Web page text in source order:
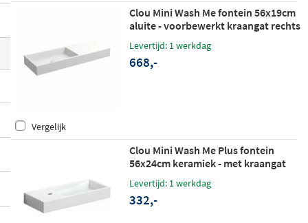
Clou Mini Wash Me fontein 56x19cm
aluite - voorbewerkt kraangat rechts
Levertijd: 1 werkdag
668,-
Vergelijk
Clou Mini Wash Me Plus fontein
56x24cm keramiek - met kraangat
links - glans wit
Levertijd: 1 werkdag
332,-